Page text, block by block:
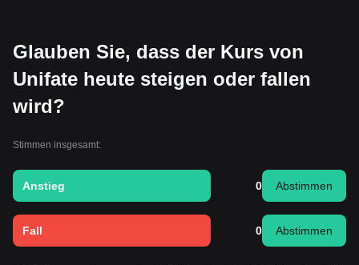
Glauben Sie, dass der Kurs von
Unifate heute steigen oder fallen
wird?
Stimmen insgesamt:
Anstieg 0 Abstimmen
Fall 0 Abstimmen